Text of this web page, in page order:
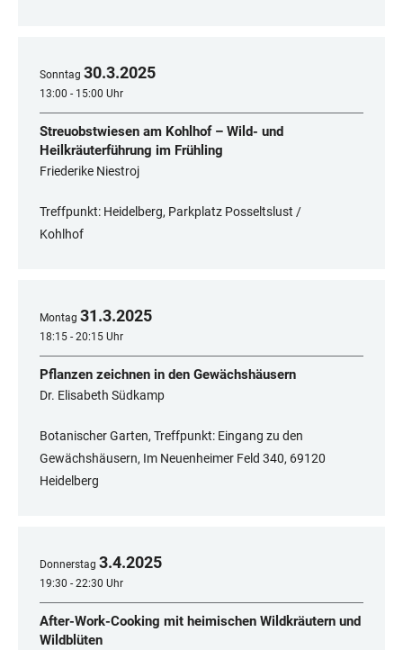
Sonntag 30.3.2025
13:00 - 15:00 Uhr
Streuobstwiesen am Kohlhof – Wild- und
Heilkräuterführung im Frühling
Friederike Niestroj
Treffpunkt: Heidelberg, Parkplatz Posseltslust /
Kohlhof
Montag 31.3.2025
18:15 - 20:15 Uhr
Pflanzen zeichnen in den Gewächshäusern
Dr. Elisabeth Südkamp
Botanischer Garten, Treffpunkt: Eingang zu den
Gewächshäusern, Im Neuenheimer Feld 340, 69120
Heidelberg
Donnerstag 3.4.2025
19:30 - 22:30 Uhr
After-Work-Cooking mit heimischen Wildkräutern und
Wildblüten